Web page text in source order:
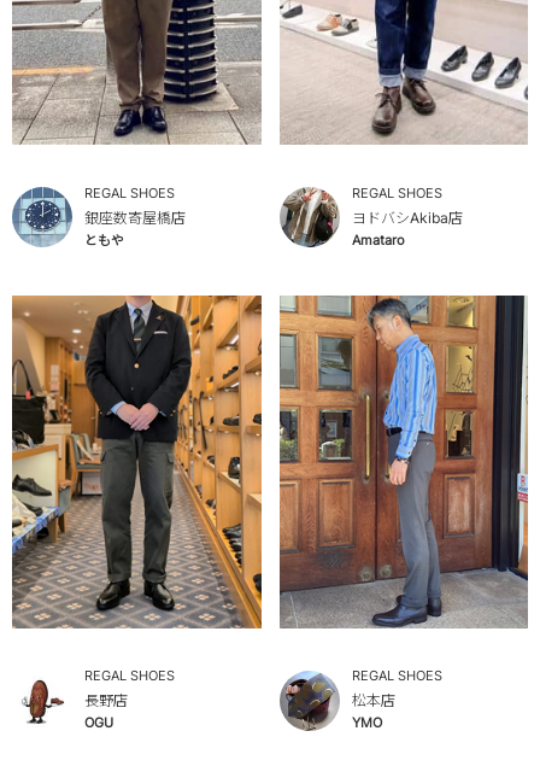
REGAL SHOES
銀座数寄屋橋店
ともや
REGAL SHOES
ヨドバシAkiba店
Amataro
REGAL SHOES
長野店
OGU
REGAL SHOES
松本店
YMO